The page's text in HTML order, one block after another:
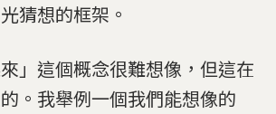
猜想的框架。
來」這個概念很難想像，但這在
。我舉例一個我們能想像的